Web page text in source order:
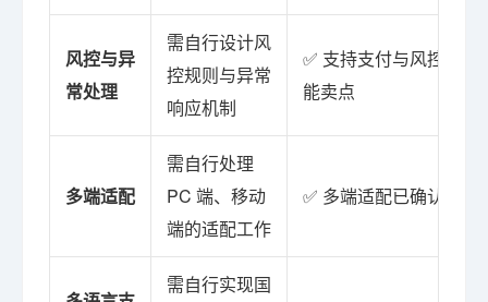
风控与异
常处理
需自行设计风
控规则与异常
响应机制
✅ 支持支付与风控接入
能卖点
多端适配
需自行处理
PC 端、移动
端的适配工作
✅ 多端适配已确认为功
需自行实现国